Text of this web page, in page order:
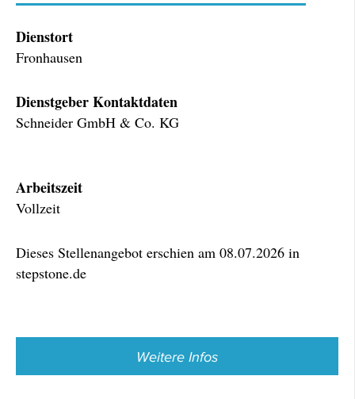
Dienstort
Fronhausen
Dienstgeber Kontaktdaten
Schneider GmbH & Co. KG
Arbeitszeit
Vollzeit
Dieses Stellenangebot erschien am 08.07.2026 in
stepstone.de
Weitere Infos